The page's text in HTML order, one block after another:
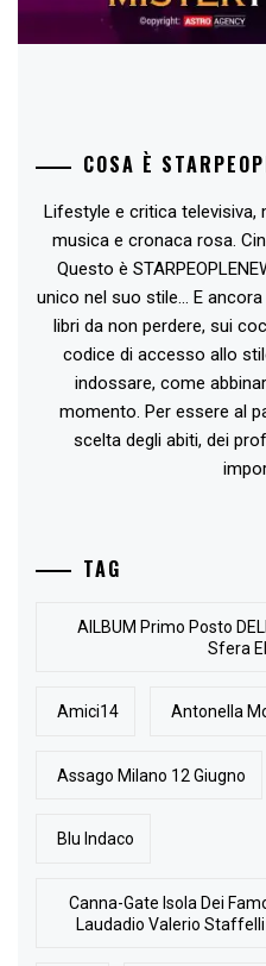
COSA È
Lifestyle e critica
musica e cronaca rosa.
Questo è
unico nel suo stile... E
libri da non perdere, sui
codice di accesso allo
indossare, come
momento. Per essere al
scelta degli abiti, dei
TAG
AlLBUM Primo Posto
Sfera
Amici14 Antonella
Assago Milano 12 Giugno
Blu Indaco
Canna-Gate Isola Dei
Laudadio Valerio